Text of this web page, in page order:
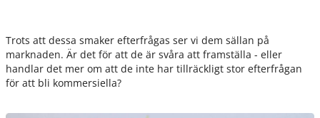
Trots att dessa smaker efterfrågas ser vi dem sällan på
marknaden. Är det för att de är svåra att framställa - eller
handlar det mer om att de inte har tillräckligt stor efterfrågan
för att bli kommersiella?